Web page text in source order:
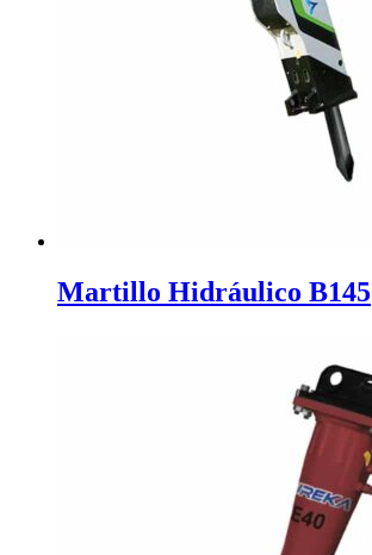
Martillo Hidráulico B145